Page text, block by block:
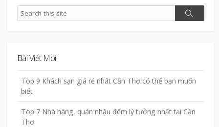
Search
Search
Bài Viết Mới
Top 9 Khách sạn giá rẻ nhất Cần Thơ có thể bạn muốn
biết
Top 7 Nhà hàng, quán nhậu đêm lý tưởng nhất tại Cần
Thơ